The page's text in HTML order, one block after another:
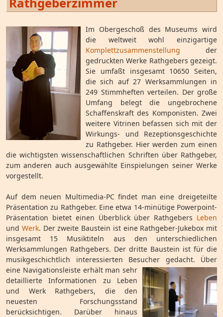
Im Obergeschoß des Museums wird
die weltweit wohl einzigartige
Komplettzusammenstellung der
gedruckten Werke Rathgebers gezeigt.
Sie umfaßt insgesamt 10650 Seiten,
die sich auf 27 Werksammlungen in
249 Stimmheften verteilen. Der große
Umfang belegt die ungebrochene
Schaffenskraft des Komponisten. Zwei
weitere Vitrinen befassen sich mit der
Wirkungs- und Rezeptionsgeschichte
zu Rathgeber. Hier werden zum einen
die wichtigsten wissenschaftlichen Schriften über Rathgeber,
zum anderen auch ausgewählte Einspielungen seiner Werke
vorgestellt.
Auf dem neuen Multimedia-PC findet man eine dreigeteilte
Präsentation zu Rathgeber. Eine etwa 14-minütige Powerpoint-
Präsentation bietet einen Überblick über Rathgebers Leben
und Werk. Der zweite Baustein ist eine Rathgeber-Jukebox mit
insgesamt 15 Musiktiteln aus den unterschiedlichen
Werksammlungen Rathgebers. Der dritte Baustein ist für die
musikgeschichtlich interessierten Besucher gedacht. Über
eine Navigationsleiste erhält man sehr
detaillierte Informationen zu Leben
und Werk Rathgebers, die den
neuesten Forschungsstand
berücksichtigen. Darüber hinaus